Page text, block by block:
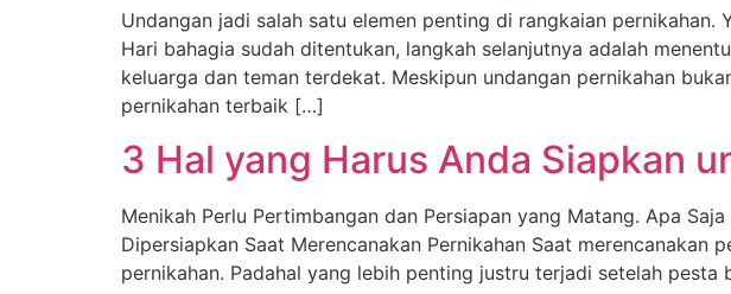
Undangan jadi salah satu elemen penting di rangkaian
Hari bahagia sudah ditentukan, langkah selanjutnya adalah
keluarga dan teman terdekat. Meskipun undangan pernikahan
pernikahan terbaik […]
3 Hal yang Harus Anda Siapkan
Menikah Perlu Pertimbangan dan Persiapan yang Matang. Apa
Dipersiapkan Saat Merencanakan Pernikahan Saat
pernikahan. Padahal yang lebih penting justru terjadi setelah